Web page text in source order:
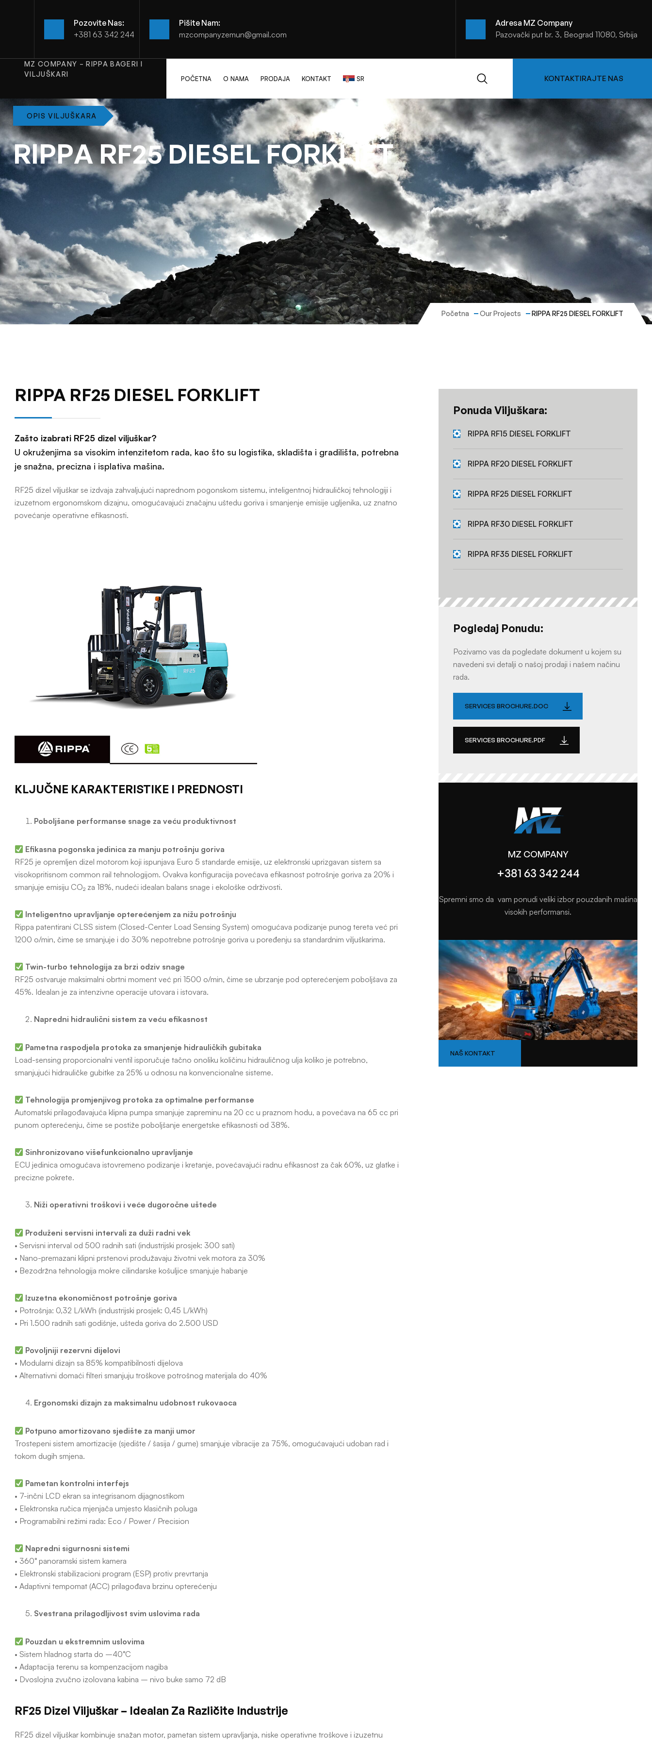
Pozovite Nas:
+381 63 342 244
Pišite Nam:
mzcompanyzemun@gmail.com
Adresa MZ Company
Pazovački put br. 3, Beograd 11080, Srbija
MZ COMPANY – RIPPA BAGERI I
VILJUŠKARI
POČETNA O NAMA PRODAJA KONTAKT SR KONTAKTIRAJTE NAS
OPIS VILJUŠKARA
RIPPARF25 DIESELFORKLI FT
Početna Our Projects RIPPA RF25 DIESEL FORKLIFT
RIPPA RF25 DIESEL FORKLIFT
Zašto izabrati RF25 dizel viljuškar?
U okruženjima sa visokim intenzitetom rada, kao što su logistika, skladišta i gradilišta, potrebna
je snažna, precizna i isplativa mašina.
RF25 dizel viljuškar se izdvaja zahvaljujući naprednom pogonskom sistemu, inteligentnoj hidrauličkoj tehnologiji i
izuzetnom ergonomskom dizajnu, omogućavajući značajnu uštedu goriva i smanjenje emisije ugljenika, uz znatno
povećanje operativne efikasnosti.
KLJUČNE KARAKTERISTIKE I PREDNOSTI
Poboljšane performanse snage za veću produktivnost
Efikasna pogonska jedinica za manju potrošnju goriva
RF25 je opremljen dizel motorom koji ispunjava Euro 5 standarde emisije, uz elektronski uprizgavan sistem sa
visokopritisnom common rail tehnologijom. Ovakva konfiguracija povećava efikasnost potrošnje goriva za 20% i
smanjuje emisiju CO₂ za 18%, nudeći idealan balans snage i ekološke održivosti.
Inteligentno upravljanje opterećenjem za nižu potrošnju
Rippa patentirani CLSS sistem (Closed-Center Load Sensing System) omogućava podizanje punog tereta već pri
1200 o/min, čime se smanjuje i do 30% nepotrebne potrošnje goriva u poređenju sa standardnim viljuškarima.
Twin-turbo tehnologija za brzi odziv snage
RF25 ostvaruje maksimalni obrtni moment već pri 1500 o/min, čime se ubrzanje pod opterećenjem poboljšava za
45%. Idealan je za intenzivne operacije utovara i istovara.
Napredni hidraulični sistem za veću efikasnost
Pametna raspodjela protoka za smanjenje hidrauličkih gubitaka
Load-sensing proporcionalni ventil isporučuje tačno onoliku količinu hidrauličnog ulja koliko je potrebno,
smanjujući hidrauličke gubitke za 25% u odnosu na konvencionalne sisteme.
Tehnologija promjenjivog protoka za optimalne performanse
Automatski prilagođavajuća klipna pumpa smanjuje zapreminu na 20 cc u praznom hodu, a povećava na 65 cc pri
punom opterećenju, čime se postiže poboljšanje energetske efikasnosti od 38%.
Sinhronizovano višefunkcionalno upravljanje
ECU jedinica omogućava istovremeno podizanje i kretanje, povećavajući radnu efikasnost za čak 60%, uz glatke i
precizne pokrete.
Niži operativni troškovi i veće dugoročne uštede
Produženi servisni intervali za duži radni vek
• Servisni interval od 500 radnih sati (industrijski prosjek: 300 sati)
• Nano-premazani klipni prstenovi produžavaju životni vek motora za 30%
• Bezodržna tehnologija mokre cilindarske košuljice smanjuje habanje
Izuzetna ekonomičnost potrošnje goriva
• Potrošnja: 0,32 L/kWh (industrijski prosjek: 0,45 L/kWh)
• Pri 1.500 radnih sati godišnje, ušteda goriva do 2.500 USD
Povoljniji rezervni dijelovi
• Modularni dizajn sa 85% kompatibilnosti dijelova
• Alternativni domaći filteri smanjuju troškove potrošnog materijala do 40%
Ergonomski dizajn za maksimalnu udobnost rukovaoca
Potpuno amortizovano sjedište za manji umor
Trostepeni sistem amortizacije (sjedište / šasija / gume) smanjuje vibracije za 75%, omogućavajući udoban rad i
tokom dugih smjena.
Pametan kontrolni interfejs
• 7-inčni LCD ekran sa integrisanom dijagnostikom
• Elektronska ručica mjenjača umjesto klasičnih poluga
• Programabilni režimi rada: Eco / Power / Precision
Napredni sigurnosni sistemi
• 360° panoramski sistem kamera
• Elektronski stabilizacioni program (ESP) protiv prevrtanja
• Adaptivni tempomat (ACC) prilagođava brzinu opterećenju
Svestrana prilagodljivost svim uslovima rada
Pouzdan u ekstremnim uslovima
• Sistem hladnog starta do –40°C
• Adaptacija terenu sa kompenzacijom nagiba
• Dvoslojna zvučno izolovana kabina – nivo buke samo 72 dB
RF25 Dizel Viljuškar – Idealan Za Različite Industrije
RF25 dizel viljuškar kombinuje snažan motor, pametan sistem upravljanja, niske operativne troškove i izuzetnu
Ponuda Viljuškara:
RIPPA RF15 DIESEL FORKLIFT
RIPPA RF20 DIESEL FORKLIFT
RIPPA RF25 DIESEL FORKLIFT
RIPPA RF30 DIESEL FORKLIFT
RIPPA RF35 DIESEL FORKLIFT
Pogledaj Ponudu:
Pozivamo vas da pogledate dokument u kojem su
navedeni svi detalji o našoj prodaji i našem načinu
rada.
SERVICES BROCHURE.DOC
SERVICES BROCHURE.PDF
MZ COMPANY
+381 63 342 244
Spremni smo da vam ponudi veliki izbor pouzdanih mašina
visokih performansi.
NAŠ KONTAKT